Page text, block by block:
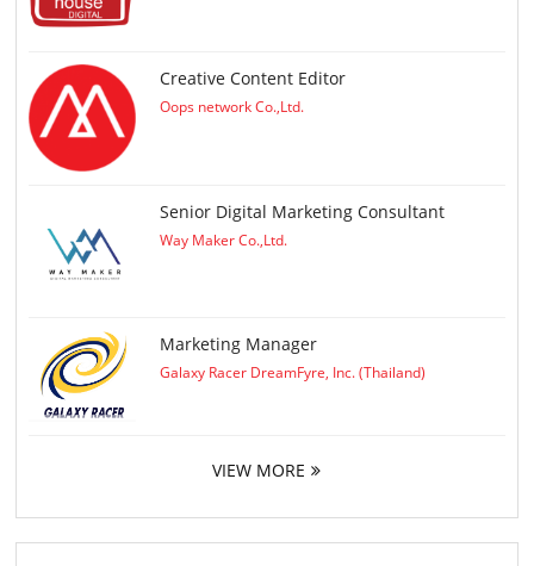
Creative Content Editor
Oops network Co.,Ltd.
Senior Digital Marketing Consultant
Way Maker Co.,Ltd.
Marketing Manager
Galaxy Racer DreamFyre, Inc. (Thailand)
VIEW MORE